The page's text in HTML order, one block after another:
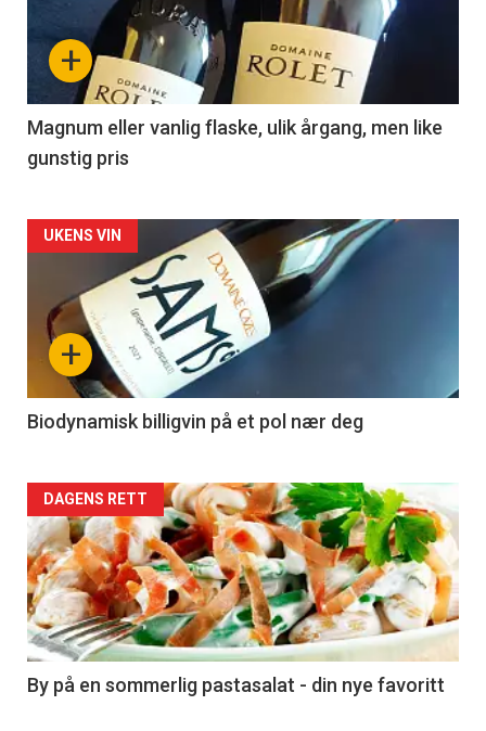
nå
3
+
Magnum eller vanlig flaske, ulik årgang, men like
gunstig pris
Forsiden
akkurat
nå
4
+
UKENS VIN
Biodynamisk billigvin på et pol nær deg
Forsiden
akkurat
nå
-
5
DAGENS RETT
By på en sommerlig pastasalat - din nye favoritt